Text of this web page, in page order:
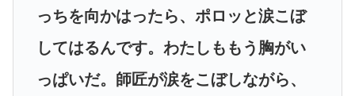
っちを向かはったら、ポロッと涙こぼ
してはるんです。わたしももう胸がい
っぱいだ。師匠が涙をこぼしながら、